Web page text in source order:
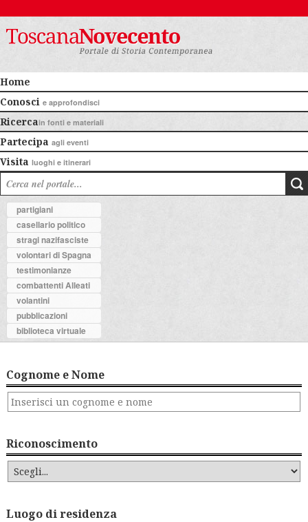
Home
Conosci e approfondisci
Ricercain fonti e materiali
Partecipa agli eventi
Visita luoghi e itinerari
partigiani
casellario politico
stragi nazifasciste
volontari di Spagna
testimonianze
combattenti Alleati
volantini
pubblicazioni
biblioteca virtuale
Cognome e Nome
Riconoscimento
Luogo di residenza